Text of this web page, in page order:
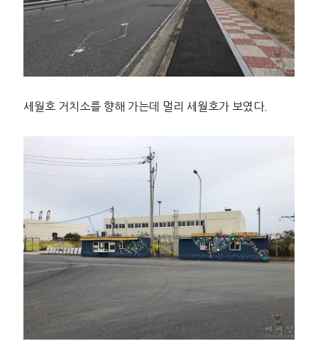
세월호 거치소를 향해 가는데 멀리 세월호가 보였다.